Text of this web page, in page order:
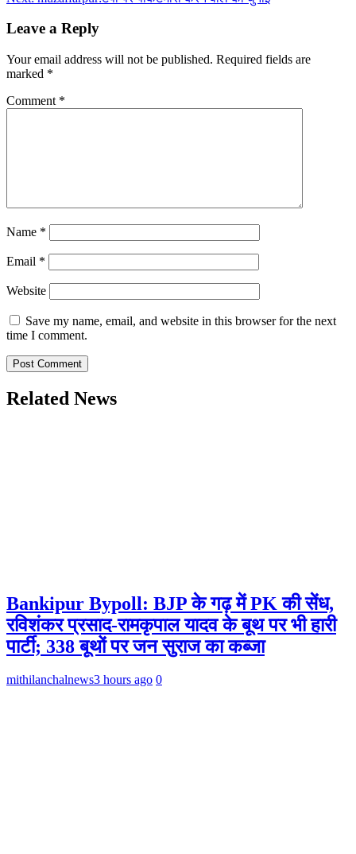
Leave a Reply
Your email address will not be published. Required fields are
marked *
Comment *
Name *
Email *
Website
Save my name, email, and website in this browser for the next
time I comment.
Related News
Bankipur Bypoll: BJP के गढ़ में PK की सेंध,
रविशंकर प्रसाद-रामकृपाल यादव के बूथ पर भी हारी
पार्टी; 338 बूथों पर जन सुराज का कब्जा
mithilanchalnews3 hours ago 0